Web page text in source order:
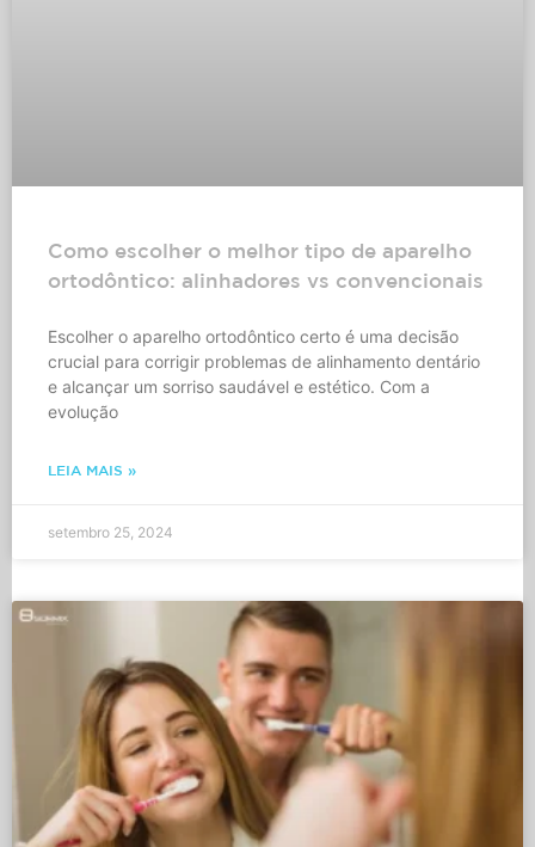
Como escolher o melhor tipo de aparelho
ortodôntico: alinhadores vs convencionais
Escolher o aparelho ortodôntico certo é uma decisão
crucial para corrigir problemas de alinhamento dentário
e alcançar um sorriso saudável e estético. Com a
evolução
LEIA MAIS »
setembro 25, 2024